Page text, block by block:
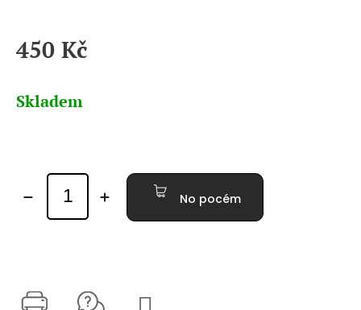
450 Kč
cena:
Skladem
No pocém